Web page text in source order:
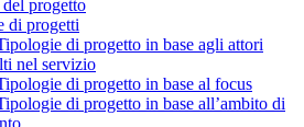
progetto
di progetti
di progetto in base agli attori
nel servizio
di progetto in base al focus
di progetto in base all’ambito di